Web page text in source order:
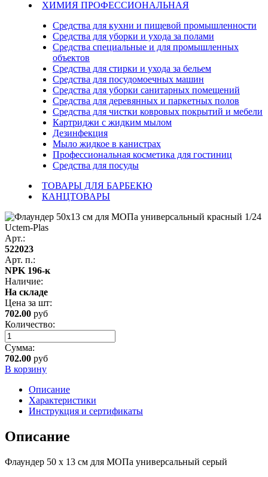
ХИМИЯ ПРОФЕССИОНАЛЬНАЯ
Средства для кухни и пищевой промышленности
Средства для уборки и ухода за полами
Средства специальные и для промышленных
объектов
Средства для стирки и ухода за бельем
Средства для посудомоечных машин
Средства для уборки санитарных помещений
Средства для деревянных и паркетных полов
Средства для чистки ковровых покрытий и мебели
Картриджи с жидким мылом
Дезинфекция
Мыло жидкое в канистрах
Профессиональная косметика для гостиниц
Средства для посуды
ТОВАРЫ ДЛЯ БАРБЕКЮ
КАНЦТОВАРЫ
Арт.:
522023
Арт. п.:
NPK 196-к
Наличие:
На складе
Цена за шт:
702.00 руб
Количество:
Сумма:
702.00 руб
В корзину
Описание
Характеристики
Инструкция и сертификаты
Описание
Флаундер 50 х 13 см для МОПа универсальный серый